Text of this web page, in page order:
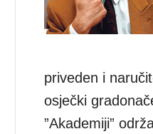
priveden i
osječki
”Akademiji”